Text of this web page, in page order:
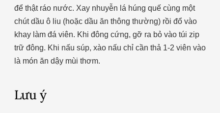
để thật ráo nước. Xay nhuyễn lá húng quế cùng một
chút dầu ô liu (hoặc dầu ăn thông thường) rồi đổ vào
khay làm đá viên. Khi đông cứng, gỡ ra bỏ vào túi zip
trữ đông. Khi nấu súp, xào nấu chỉ cần thả 1-2 viên vào
là món ăn dậy mùi thơm.
Lưu ý